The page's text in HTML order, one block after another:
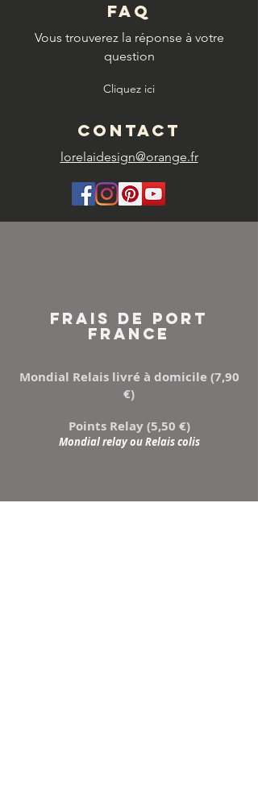
FAQ
Vous trouverez la réponse à votre
question
Cliquez ici
CONTACT
lorelaidesign@orange.fr
FRAIS DE PORT
FRANCE
Mondial Relais livré à domicile (7,90
€)
Points Relay (5,50 €)
Mondial relay ou Relais colis